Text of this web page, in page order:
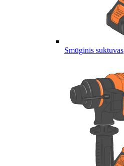
Smūginis suktuvas